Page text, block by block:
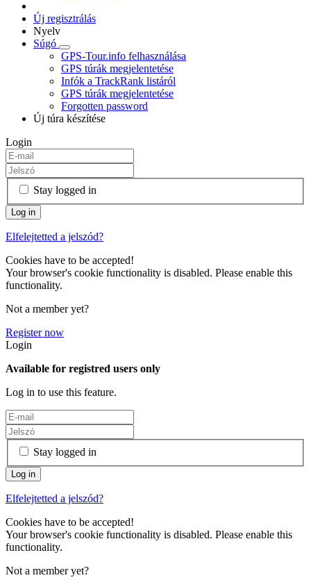
Új regisztrálás
Nyelv
Súgó
GPS-Tour.info felhasználása
GPS túrák megjelentetése
Infók a TrackRank listáról
GPS túrák megjelentetése
Forgotten password
Új túra készítése
Login
Stay logged in
Elfelejtetted a jelszód?
Cookies have to be accepted!
Your browser's cookie functionality is disabled. Please enable this
functionality.
Not a member yet?
Register now
Login
Available for registred users only
Log in to use this feature.
Stay logged in
Elfelejtetted a jelszód?
Cookies have to be accepted!
Your browser's cookie functionality is disabled. Please enable this
functionality.
Not a member yet?